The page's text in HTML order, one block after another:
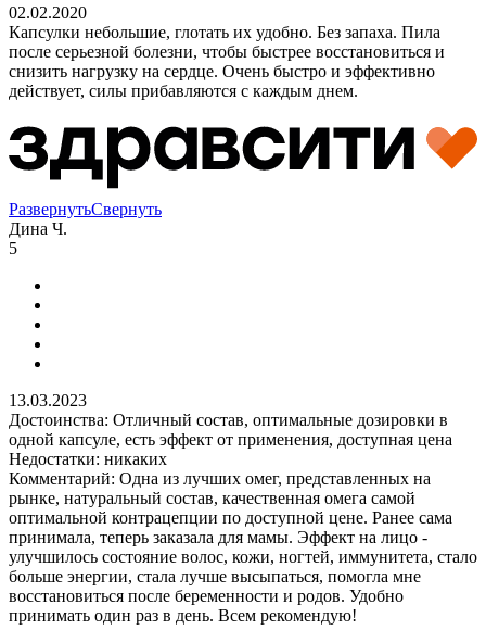
02.02.2020
Капсулки небольшие, глотать их удобно. Без запаха. Пила
после серьезной болезни, чтобы быстрее восстановиться и
снизить нагрузку на сердце. Очень быстро и эффективно
действует, силы прибавляются с каждым днем.
РазвернутьСвернуть
Дина Ч.
5
13.03.2023
Достоинства: Отличный состав, оптимальные дозировки в
одной капсуле, есть эффект от применения, доступная цена
Недостатки: никаких
Комментарий: Одна из лучших омег, представленных на
рынке, натуральный состав, качественная омега самой
оптимальной контрацепции по доступной цене. Ранее сама
принимала, теперь заказала для мамы. Эффект на лицо -
улучшилось состояние волос, кожи, ногтей, иммунитета, стало
больше энергии, стала лучше высыпаться, помогла мне
восстановиться после беременности и родов. Удобно
принимать один раз в день. Всем рекомендую!